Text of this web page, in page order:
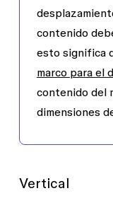
contenido
esto significa
marco para el
contenido del
dimensiones
Vertical